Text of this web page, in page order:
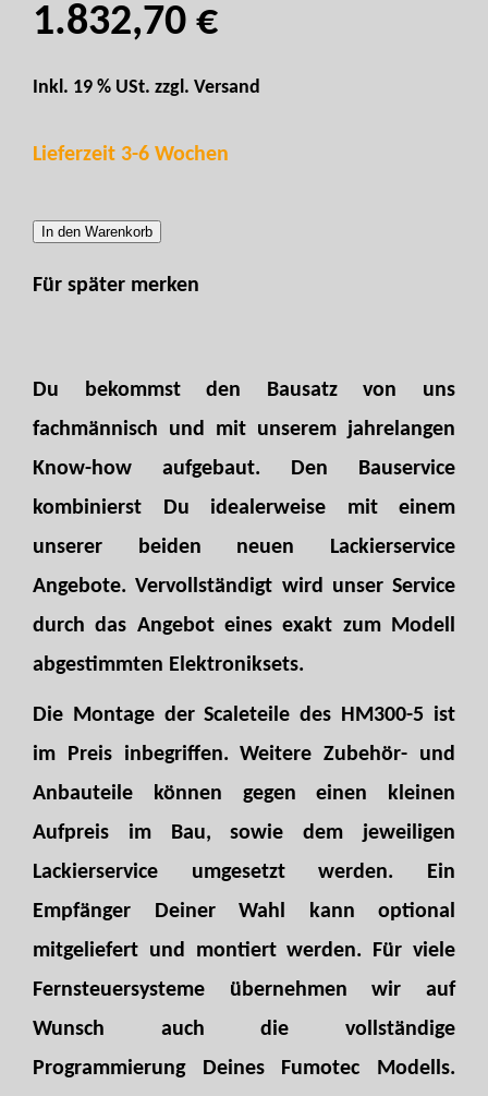
1.832,70 €
Inkl. 19 % USt. zzgl. Versand
Lieferzeit 3-6 Wochen
In den Warenkorb
Für später merken
Du bekommst den Bausatz von uns
fachmännisch und mit unserem jahrelangen
Know-how aufgebaut. Den Bauservice
kombinierst Du idealerweise mit einem
unserer beiden neuen Lackierservice
Angebote. Vervollständigt wird unser Service
durch das Angebot eines exakt zum Modell
abgestimmten Elektroniksets.
Die Montage der Scaleteile des HM300-5 ist
im Preis inbegriffen. Weitere Zubehör- und
Anbauteile können gegen einen kleinen
Aufpreis im Bau, sowie dem jeweiligen
Lackierservice umgesetzt werden. Ein
Empfänger Deiner Wahl kann optional
mitgeliefert und montiert werden. Für viele
Fernsteuersysteme übernehmen wir auf
Wunsch auch die vollständige
Programmierung Deines Fumotec Modells.